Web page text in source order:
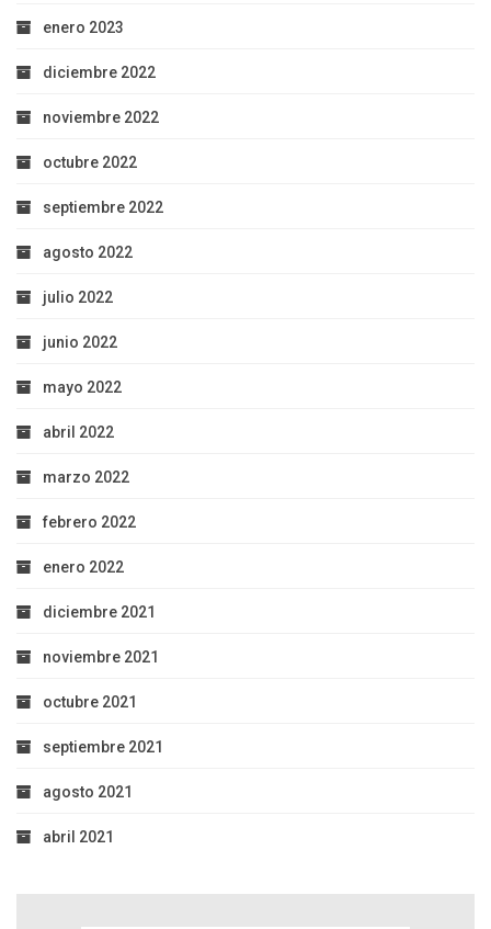
enero 2023
diciembre 2022
noviembre 2022
octubre 2022
septiembre 2022
agosto 2022
julio 2022
junio 2022
mayo 2022
abril 2022
marzo 2022
febrero 2022
enero 2022
diciembre 2021
noviembre 2021
octubre 2021
septiembre 2021
agosto 2021
abril 2021